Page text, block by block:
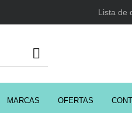
Lista de
MARCAS OFERTAS